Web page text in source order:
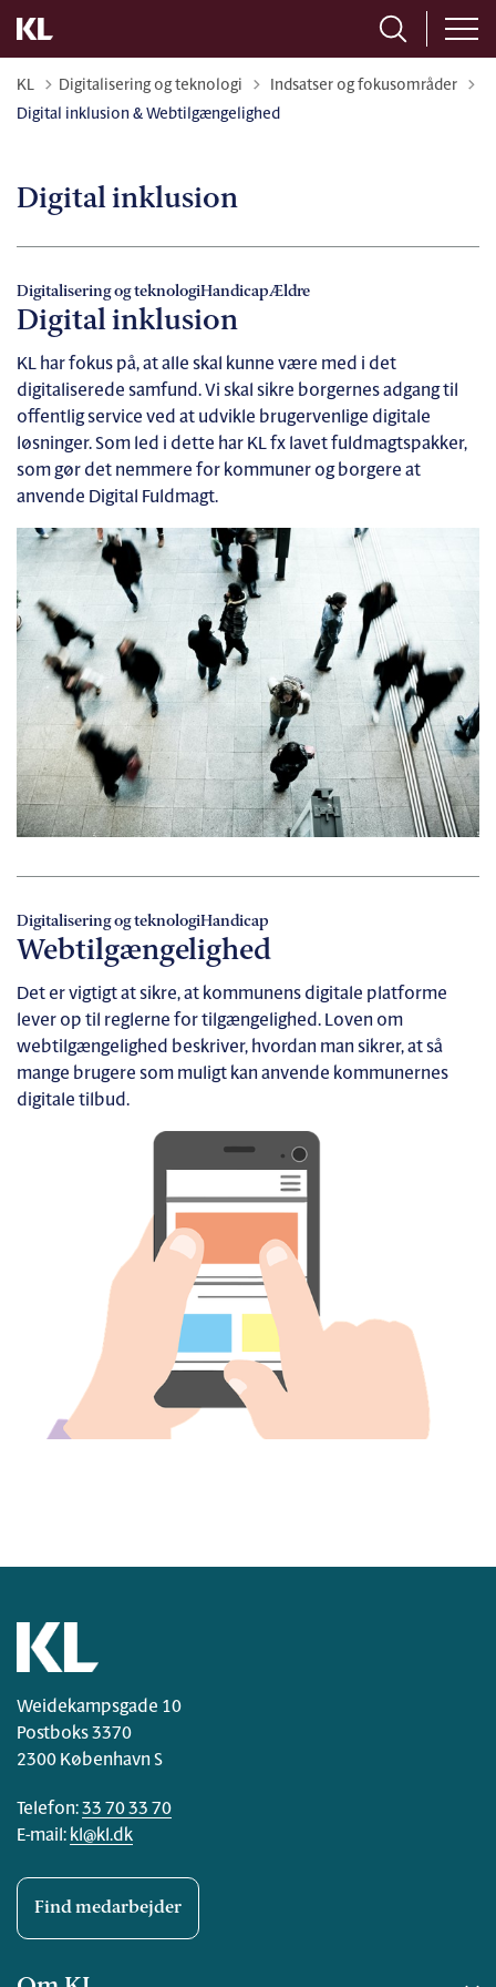
KL Digitalisering og teknologi Tilbage til
Indsatser og fokusområder
Digital inklusion & Webtilgængelighed
Digital inklusion
Digitalisering og teknologiHandicapÆldre
Digital inklusion
KL har fokus på, at alle skal kunne være med i det
digitaliserede samfund. Vi skal sikre borgernes adgang til
offentlig service ved at udvikle brugervenlige digitale
løsninger. Som led i dette har KL fx lavet fuldmagtspakker,
som gør det nemmere for kommuner og borgere at
anvende Digital Fuldmagt.
Digitalisering og teknologiHandicap
Webtilgængelighed
Det er vigtigt at sikre, at kommunens digitale platforme
lever op til reglerne for tilgængelighed. Loven om
webtilgængelighed beskriver, hvordan man sikrer, at så
mange brugere som muligt kan anvende kommunernes
digitale tilbud.
Weidekampsgade 10
Postboks 3370
2300 København S
Telefon:33 70 33 70
E-mail: kl@kl.dk
Find medarbejder